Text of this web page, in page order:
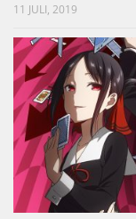
11 JULI, 2019